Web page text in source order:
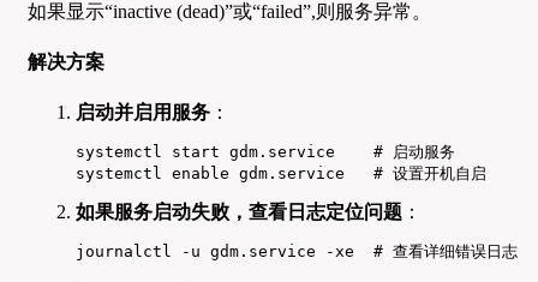
如果显示“inactive (dead)”或“failed”,则服务异常。
解决方案
启动并启用服务 ：
systemctl start gdm.service    # 启动服务
systemctl enable gdm.service   # 设置开机自启
如果服务启动失败，查看日志定位问题 ：
journalctl -u gdm.service -xe  # 查看详细错误日志